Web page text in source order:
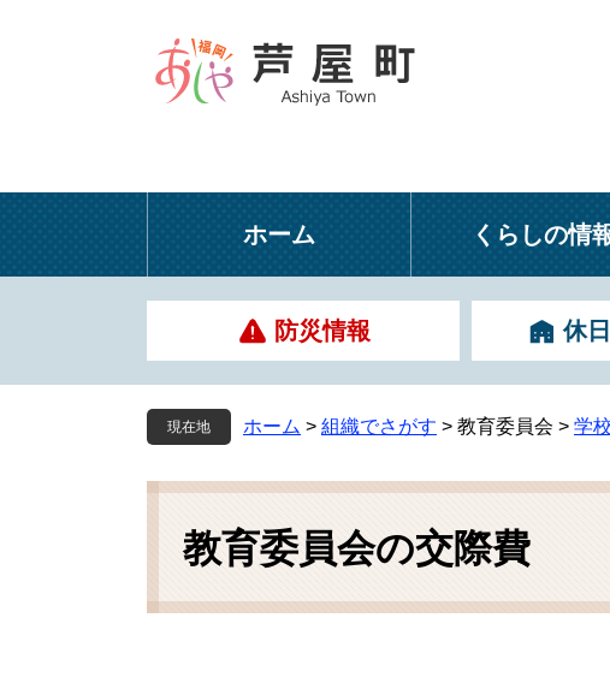
本
ホーム くらしの情
防災情報 休
現在地 ホーム > 組織でさがす > 教育委員会 > 学
本
教育委員会の交際費